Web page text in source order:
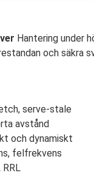
Hantering under
och säkra
serve-stale
avstånd
och dynamiskt
felfrekvens
RRL